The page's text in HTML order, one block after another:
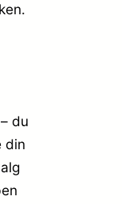
du
din